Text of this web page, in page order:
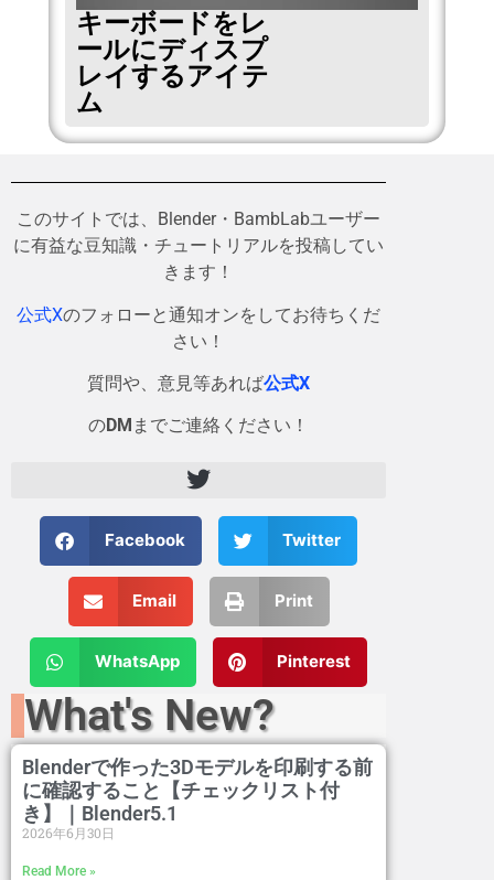
キーボードをレ
ールにディスプ
レイするアイテ
ム
このサイトでは、Blender・BambLabユーザー
に有益な豆知識・チュートリアルを投稿してい
きます！
公式Xのフォローと通知オンをしてお待ちくだ
さい！
質問や、意見等あれば公式X
のDM までご連絡ください！
Facebook Twitter
Email Print
WhatsApp Pinterest
What's New?
Blenderで作った3Dモデルを印刷する前
に確認すること【チェックリスト付
き】｜Blender5.1
2026年6月30日
Read More »